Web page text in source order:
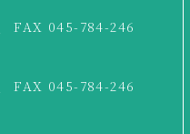
FAX 045-784-246
FAX 045-784-246